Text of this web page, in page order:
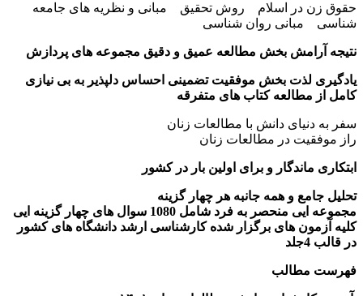
حقوق زن در اسلام روش تحقیق مبانی و نظریه های جامعه
شناسی مبانی روان شناسی
نتیجه آرامش بخش مطالعه عمیق و دقیق مجموعه های پردازش
یادگیری لذت بخش موفقیت تضمینی احساس دلپذیر به بی نیازی
کامل از مطالعه کتاب های متفرقه
سفر به دنیای دانش با مطالعات زنان
راز موفقیت در مطالعات زنان
ابتکاری ماندگار و برای اولین بار در کشور
تحلیل جامع و همه جانبه هر چهار گزینه
مجموعه ایی منحصر به فرد شامل 1080 سوال های چهار گزینه ایی
کلیه آزمون های برگزار شده کارشناسی ارشد دانشگاه های کشور
در قالب 4جلد
فهرست مطالب